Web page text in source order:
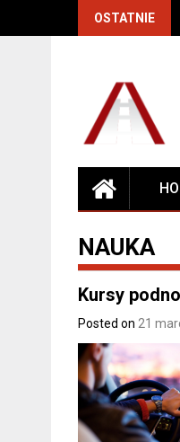
OSTATNIE
NAUKA
Kursy
Posted on 21